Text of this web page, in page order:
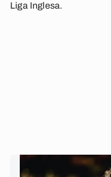
Liga Inglesa.